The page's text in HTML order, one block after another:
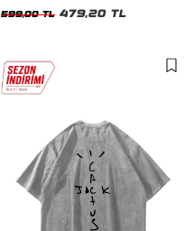
599,00 TL 479,20 TL